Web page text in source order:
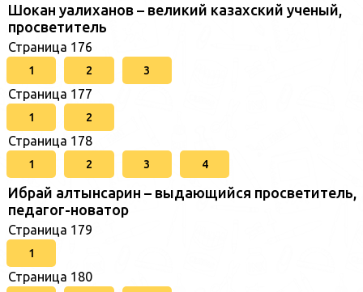
Шокан уалиханов – великий казахский ученый,
просветитель
Страница 176
1 2 3
Страница 177
1 2
Страница 178
1 2 3 4
Ибрай алтынсарин – выдающийся просветитель,
педагог-новатор
Страница 179
1
Страница 180